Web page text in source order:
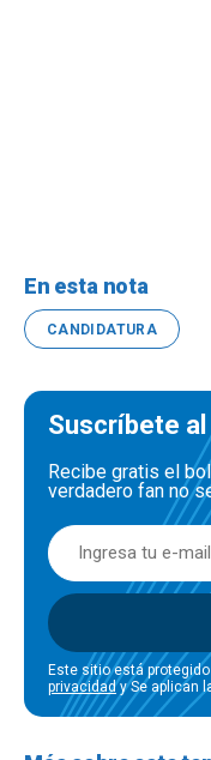
En esta nota
CANDIDATURA
Suscríbete
Recibe gratis el
verdadero fan no
Este sitio está
privacidady Se aplican